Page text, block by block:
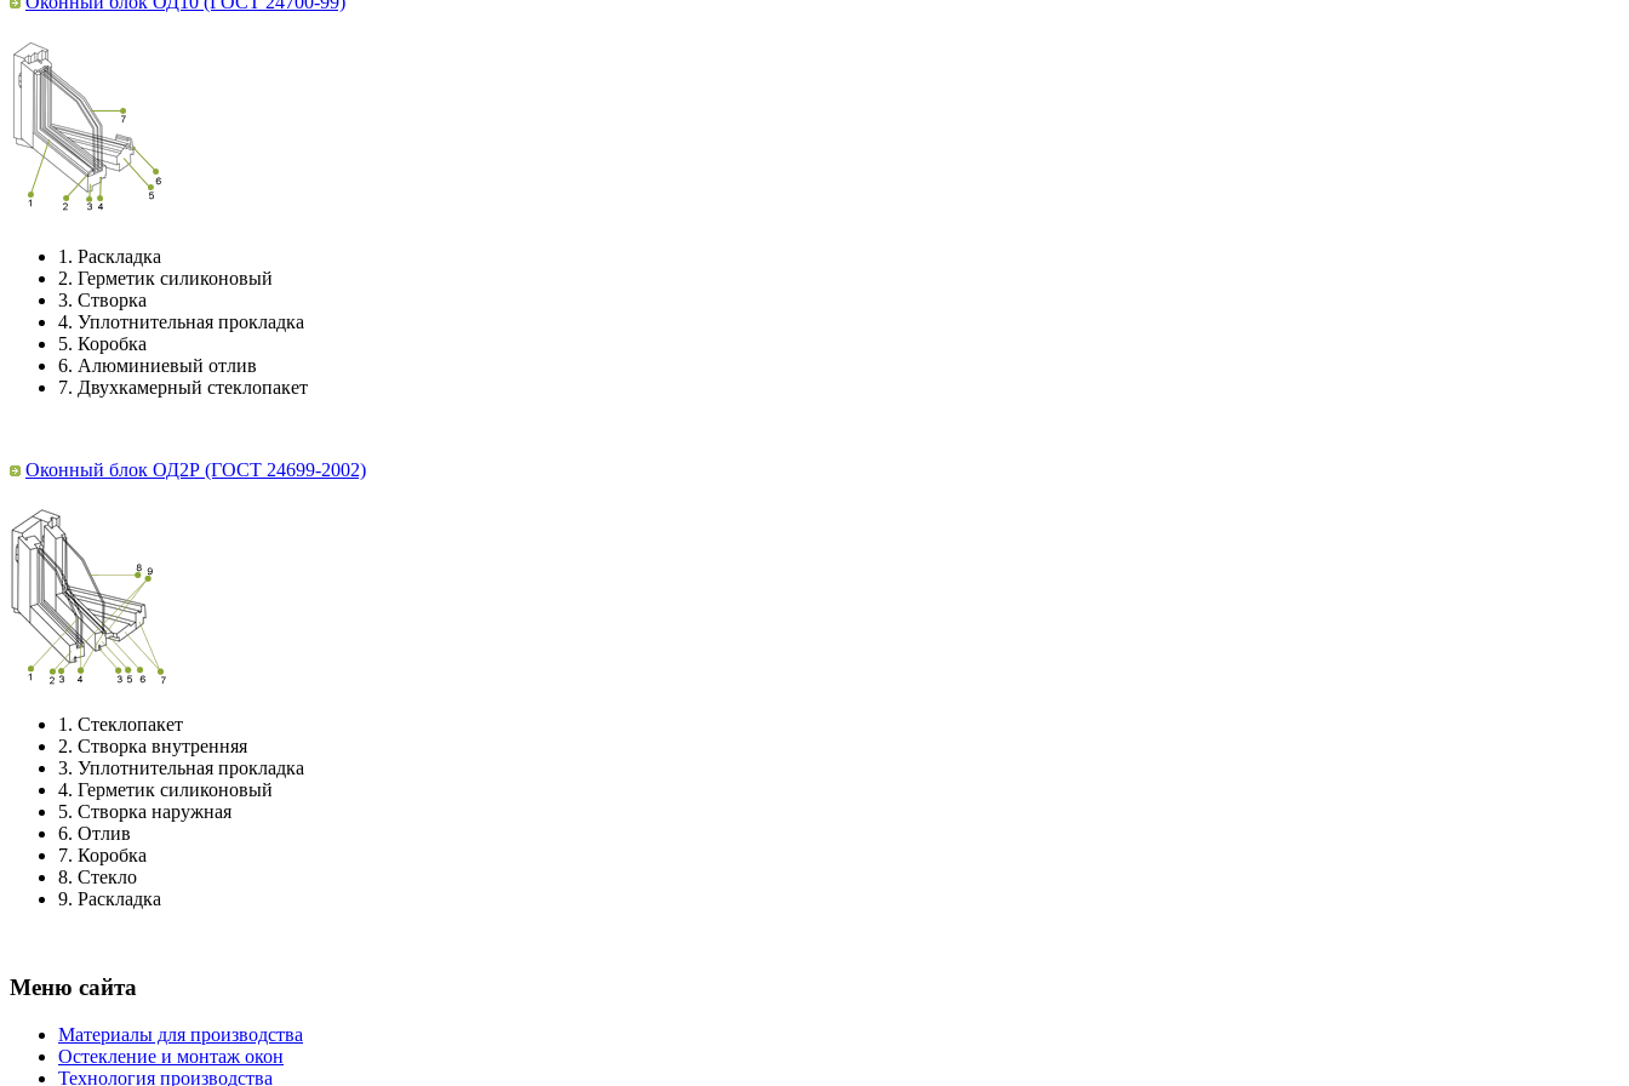
1. Раскладка
2. Герметик силиконовый
3. Створка
4. Уплотнительная прокладка
5. Коробка
6. Алюминиевый отлив
7. Двухкамерный стеклопакет
Оконный блок ОД2Р (ГОСТ 24699-2002)
1. Стеклопакет
2. Створка внутренняя
3. Уплотнительная прокладка
4. Герметик силиконовый
5. Створка наружная
6. Отлив
7. Коробка
8. Стекло
9. Раскладка
Меню сайта
Материалы для производства
Остекление и монтаж окон
Технология производства